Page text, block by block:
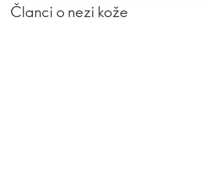
Članci o nezi kože